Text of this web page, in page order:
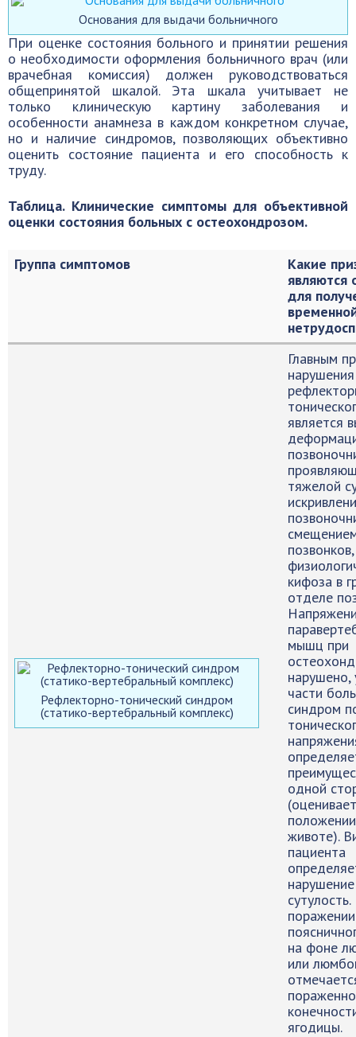
Основания для выдачи больничного
При оценке состояния больного и принятии решения
о необходимости оформления больничного врач (или
врачебная комиссия) должен руководствоваться
общепринятой шкалой. Эта шкала учитывает не
только клиническую картину заболевания и
особенности анамнеза в каждом конкретном случае,
но и наличие синдромов, позволяющих объективно
оценить состояние пациента и его способность к
труду.
Таблица. Клинические симптомы для объективной
оценки состояния больных с остеохондрозом.
Группа симптомов
Какие
являются
для
Рефлекторно-тонический синдром
(статико-вертебральный комплекс)
Главным
нарушения
является
тяжелой
кифоза в
отделе
мышц при
части
синдром
одной
животе).
пациента
поражении
на фоне
или
ягодицы.